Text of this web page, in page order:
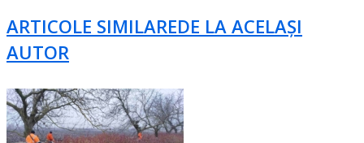
ARTICOLE SIMILAREDE LA ACELAȘI
AUTOR